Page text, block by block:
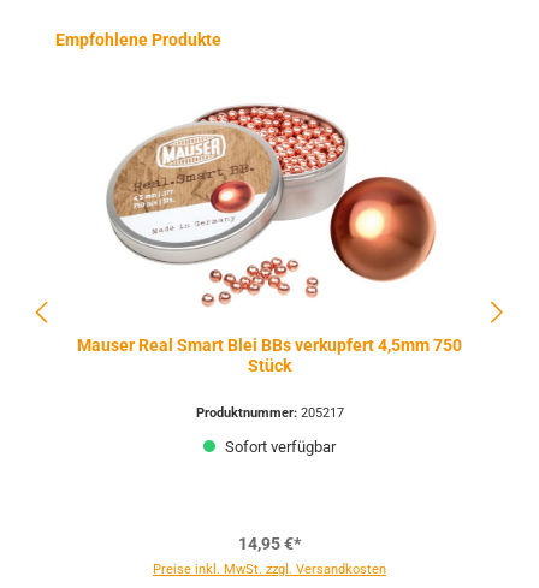
Produktgalerie überspringen
Empfohlene Produkte
Mauser Real Smart Blei BBs verkupfert 4,5mm 750
Stück
Produktnummer: 205217
Sofort verfügbar
14,95 €*
Preise inkl. MwSt. zzgl. Versandkosten